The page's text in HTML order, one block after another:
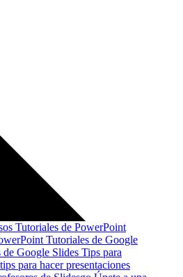
Tutoriales de PowerPoint
Tutoriales de Google
de Google Slides Tips para
para hacer presentaciones